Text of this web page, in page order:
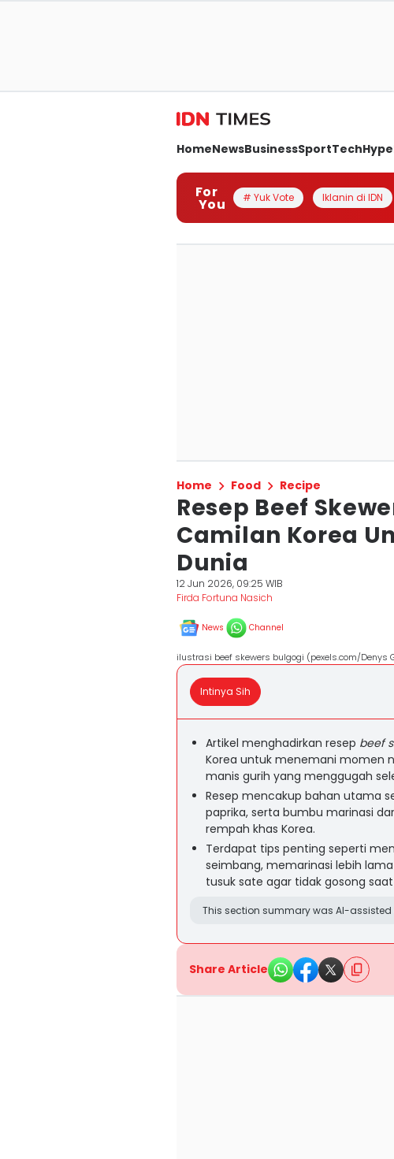
HomeNewsBusinessSportTechHype
For
You # Yuk Vote Iklanin di IDN
Home Food Recipe
Resep Beef
Camilan Korea
Dunia
12 Jun 2026, 09:25 WIB
Firda Fortuna Nasich
News Channel
ilustrasi beef skewers bulgogi (pexels.com/Denys
Intinya Sih
Artikel menghadirkan resep beef
Korea untuk menemani momen
manis gurih yang menggugah
Resep mencakup bahan utama
paprika, serta bumbu marinasi
rempah khas Korea.
Terdapat tips penting seperti
seimbang, memarinasi lebih
tusuk sate agar tidak gosong
This section summary was AI-
Share Article